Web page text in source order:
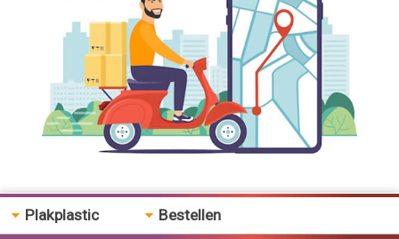
Plakplastic Bestellen